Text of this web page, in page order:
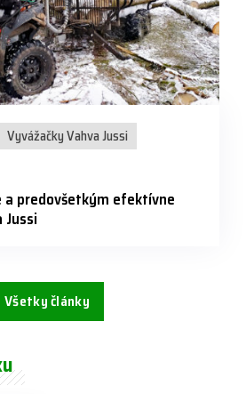
Vyvážačky Vahva Jussi
a predovšetkým efektívne
Jussi
Všetky články